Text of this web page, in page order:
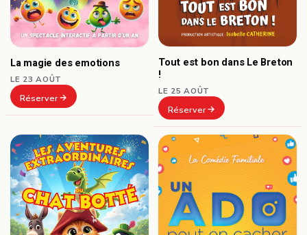
La magie des emotions
LE 23 AOÛT
Réserver
Tout est bon dans Le Breton
!
LE 25 AOÛT
Réserver